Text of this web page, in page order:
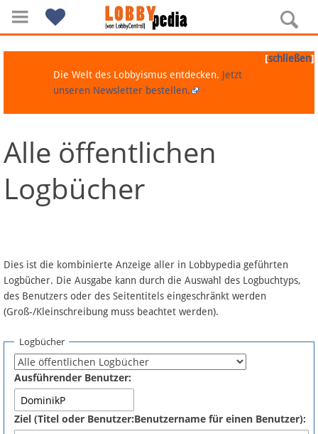
Navigation
Über Lobbypedia
Artikel nach Kategorien
FAQ
Fördermitglied werden
Fehler melden
[schließen]
Die Welt des Lobbyismus entdecken. Jetzt
unseren Newsletter bestellen.
Alle öffentlichen
Logbücher
Dies ist die kombinierte Anzeige aller in Lobbypedia geführten
Logbücher. Die Ausgabe kann durch die Auswahl des Logbuchtyps,
des Benutzers oder des Seitentitels eingeschränkt werden
(Groß-/Kleinschreibung muss beachtet werden).
Logbücher
Ausführender Benutzer:
Ziel (Titel oder Benutzer:Benutzername für einen Benutzer):